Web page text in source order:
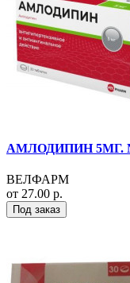
АМЛОДИПИН 5МГ.
ВЕЛФАРМ
от 27.00 р.
Под заказ